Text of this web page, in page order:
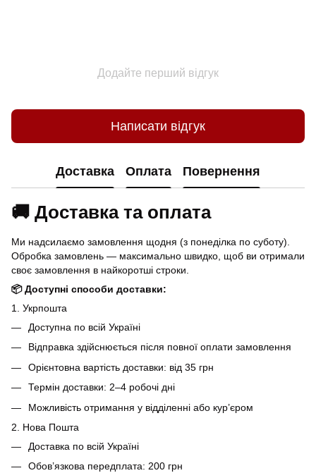
Додайте перший відгук
Написати відгук
Доставка Оплата Повернення
🚚 Доставка та оплата
Ми надсилаємо замовлення щодня (з понеділка по суботу).
Обробка замовлень — максимально швидко, щоб ви отримали
своє замовлення в найкоротші строки.
📦 Доступні способи доставки:
1. Укрпошта
Доступна по всій Україні
Відправка здійснюється після повної оплати замовлення
Орієнтовна вартість доставки: від 35 грн
Термін доставки: 2–4 робочі дні
Можливість отримання у відділенні або кур’єром
2. Нова Пошта
Доставка по всій Україні
Обов’язкова передплата: 200 грн